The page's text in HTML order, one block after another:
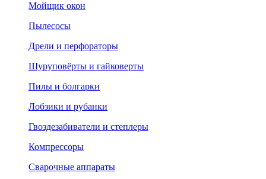
Мойщик окон
Пылесосы
Дрели и перфораторы
Шуруповёрты и гайковерты
Пилы и болгарки
Лобзики и рубанки
Гвоздезабиватели и степлеры
Компрессоры
Сварочные аппараты